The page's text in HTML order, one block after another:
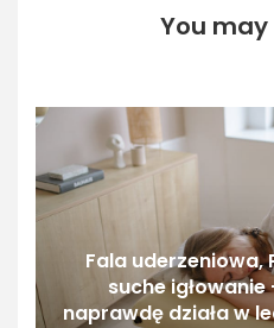
You may
Fala uderzeniowa,
suche
naprawdę działa w